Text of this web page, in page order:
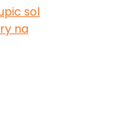
sol
na